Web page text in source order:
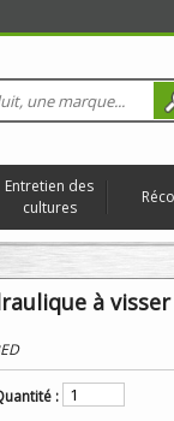
Entretien des
cultures
à
: